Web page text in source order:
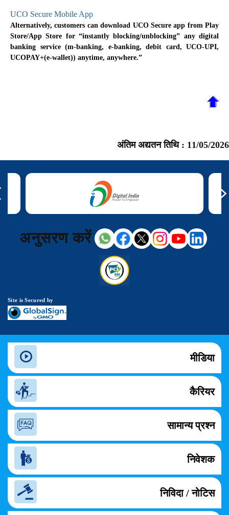
UCO Secure Mobile App
Alternatively, customers can download UCO Secure app from Play
Store/App Store for “instantly blocking/unblocking” any digital
banking service (m-banking, e-banking, debit card, UCO-UPI,
UCOPAY+(e-wallet)) anytime, anywhere.”
अंतिम अद्यतन तिथि : 11/05/2026
अनुसरण करें
Site is Secured by
मीडिया
कैरियर
सामान्य प्रश्न
निवेशक
निविदा / नोटिस